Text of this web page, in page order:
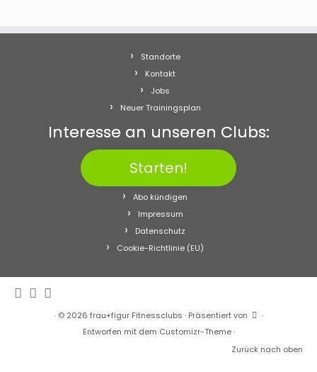
Standorte
Kontakt
Jobs
Neuer Trainingsplan
Interesse an unseren Clubs:
Starten!
Abo kündigen
Impressum
Datenschutz
Cookie-Richtlinie (EU)
· © 2026 frau+figur Fitnessclubs · Präsentiert von
·
Entworfen mit dem Customizr-Theme·
Zurück nach oben